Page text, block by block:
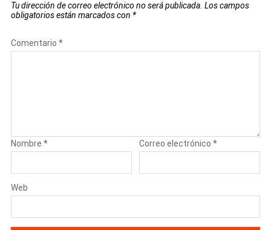
Tu dirección de correo electrónico no será publicada. Los campos
obligatorios están marcados con *
Comentario *
Nombre * Correo electrónico*
Web